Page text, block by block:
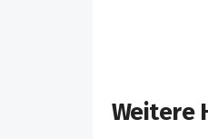
Weitere